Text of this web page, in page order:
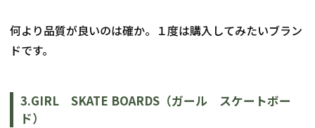
何より品質が良いのは確か。１度は購入してみたいブラン
ドです。
3.GIRL　SKATE BOARDS（ガール　スケートボー
ド）